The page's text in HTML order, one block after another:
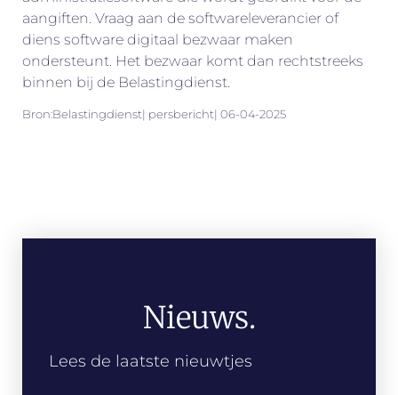
aangiften. Vraag aan de softwareleverancier of
diens software digitaal bezwaar maken
ondersteunt. Het bezwaar komt dan rechtstreeks
binnen bij de Belastingdienst.
Bron:Belastingdienst| persbericht| 06-04-2025
Nieuws.
Lees de laatste nieuwtjes